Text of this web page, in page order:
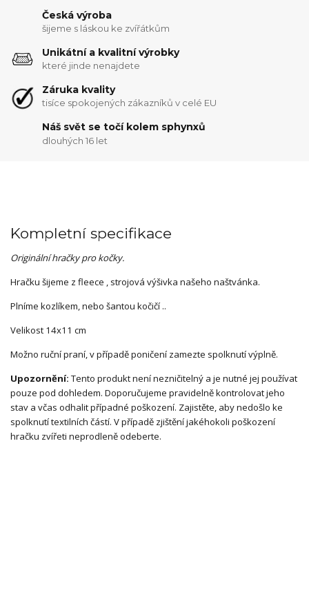
Česká výroba
šijeme s láskou ke zvířátkům
Unikátní a kvalitní výrobky
které jinde nenajdete
Záruka kvality
tisíce spokojených zákazníků v celé EU
Náš svět se točí kolem sphynxů
dlouhých 16 let
Kompletní specifikace
Originální hračky pro kočky.
Hračku šijeme z fleece , strojová výšivka našeho naštvánka.
Plníme kozlíkem, nebo šantou kočičí ..
Velikost 14x11 cm
Možno ruční praní, v případě poničení zamezte spolknutí výplně.
Upozornění: Tento produkt není nezničitelný a je nutné jej používat
pouze pod dohledem. Doporučujeme pravidelně kontrolovat jeho
stav a včas odhalit případné poškození. Zajistěte, aby nedošlo ke
spolknutí textilních částí. V případě zjištění jakéhokoli poškození
hračku zvířeti neprodleně odeberte.